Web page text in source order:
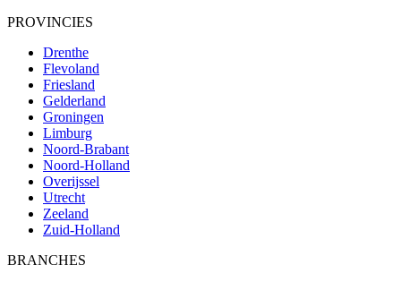
PROVINCIES
Drenthe
Flevoland
Friesland
Gelderland
Groningen
Limburg
Noord-Brabant
Noord-Holland
Overijssel
Utrecht
Zeeland
Zuid-Holland
BRANCHES